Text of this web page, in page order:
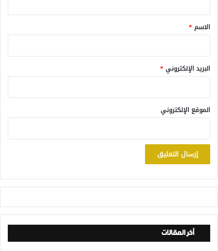
*
الاسم *
البريد الإلكتروني *
الموقع الإلكتروني
أخر المقالات